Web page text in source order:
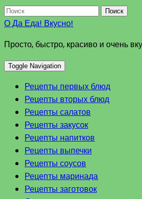
Поиск
О Да Еда! Вкусно!
Просто, быстро, красиво и очень
Toggle Navigation
Рецепты первых блюд
Рецепты вторых блюд
Рецепты салатов
Рецепты закусок
Рецепты напитков
Рецепты выпечки
Рецепты соусов
Рецепты маринада
Рецепты заготовок